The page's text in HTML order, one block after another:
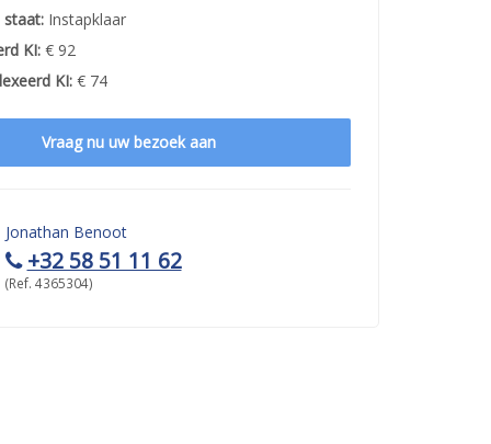
staat:Instapklaar
KI:€ 92
KI:€ 74
Vraag nu uw bezoek aan
Jonathan Benoot
+32 58 51 11 62
(Ref. 4365304)